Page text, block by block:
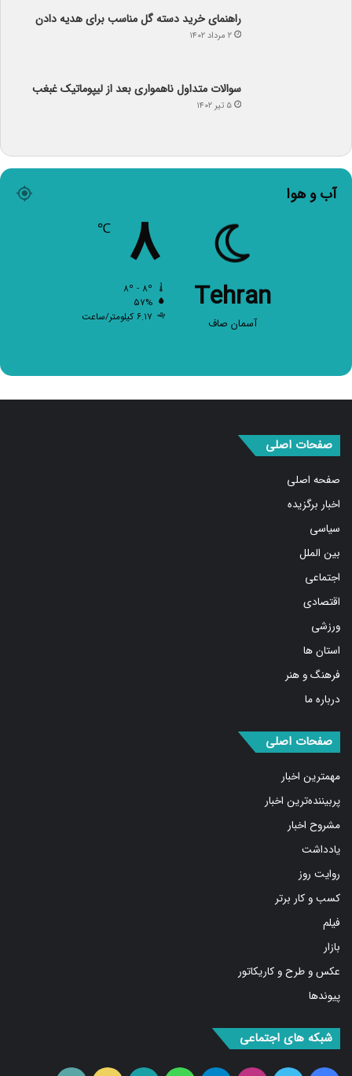
راهنمای خرید دسته گل مناسب برای هدیه دادن
۲ مرداد ۱۴۰۲
سوالات متداول ناهمواری بعد از لیپوماتیک غبغب
۵ تیر ۱۴۰۲
آب و هوا
Tehran
آسمان صاف
۸
۵۷%
۶.۱۷ کیلومتر/ساعت
صفحه اصلی
اخبار برگزیده
سیاسی
بین الملل
اجتماعی
اقتصادی
ورزشی
استان ها
فرهنگ و هنر
درباره ما
مهمترین اخبار
پربیننده‌ترین اخبار
مشروح اخبار
یادداشت
روایت روز
کسب و کار برتر
فیلم
بازار
عکس و طرح و کاریکاتور
پیوندها
فیس توییتراینستاگرامتلگرامواتس
آپارات ایتا